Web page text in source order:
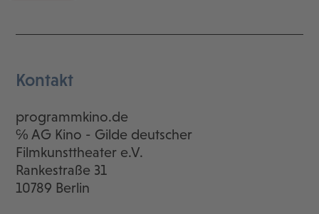
Kontakt
programmkino.de
℅ AG Kino - Gilde deutscher
Filmkunsttheater e.V.
Rankestraße 31
10789 Berlin